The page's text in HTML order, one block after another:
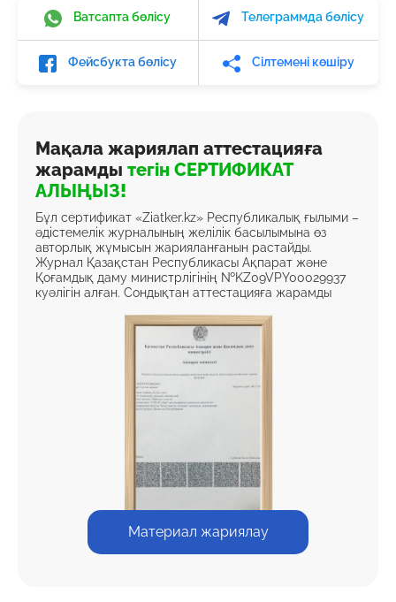
Ватсапта бөлісу Телеграммда бөлісу
Фейсбукта бөлісу Сілтемені көшіру
Мақала жариялап аттестацияға
жарамды тегін СЕРТИФИКАТ
АЛЫҢЫЗ!
Бұл сертификат «Ziatker.kz» Республикалық ғылыми –
әдістемелік журналының желілік басылымына өз
авторлық жұмысын жарияланғанын растайды.
Журнал Қазақстан Республикасы Ақпарат және
Қоғамдық даму министрлігінің №KZ09VPY00029937
куәлігін алған. Сондықтан аттестацияға жарамды
Материал жариялау